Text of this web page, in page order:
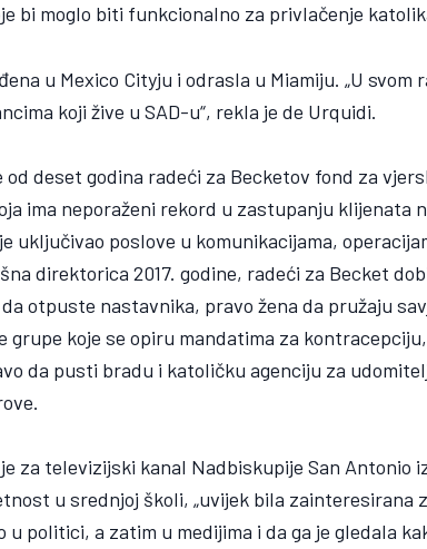
bi moglo biti funkcionalno za privlačenje
u Mexico Cityju i odrasla u Miamiju. „U
koji žive u SAD-u“, rekla je de Urquidi.
od deset godina radeći za Becketov fond za
ima neporaženi rekord u zastupanju klijenata
uključivao poslove u komunikacijama,
direktorica 2017. godine, radeći za Becket
otpuste nastavnika, pravo žena da pružaju
grupe koje se opiru mandatima za
da pusti bradu i katoličku agenciju za
za televizijski kanal Nadbiskupije San Antonio
u srednjoj školi, „uvijek bila zainteresirana
u politici, a zatim u medijima i da ga je gledala